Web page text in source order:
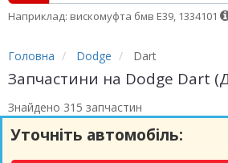
Наприклад: вискомуфта бмв Е39, 1334101
Головна Dodge Dart
Запчастини на Dodge Dart
Знайдено 315 запчастин
Уточніть автомобіль: